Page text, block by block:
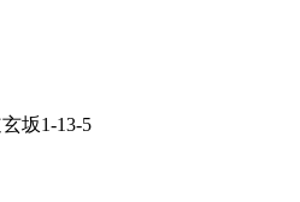
坂1-13-5